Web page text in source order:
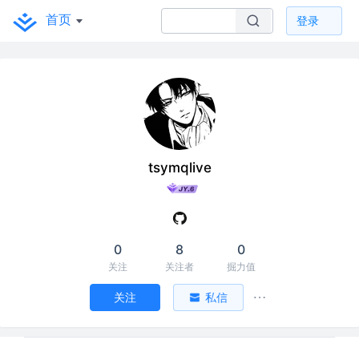
首页 登录
tsymqlive
0
关注
8
关注者
0
掘力值
关注 私信